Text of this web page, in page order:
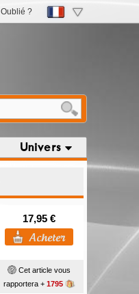
Oublié ?
Univers
17,95 €
Cet article vous
rapportera + 1795